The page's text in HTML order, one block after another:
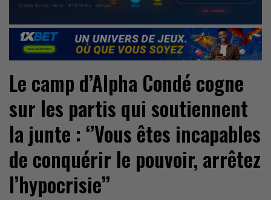
Le camp d’Alpha Condé cogne
sur les partis qui soutiennent
la junte : ‘’Vous êtes incapables
de conquérir le pouvoir, arrêtez
l’hypocrisie’’